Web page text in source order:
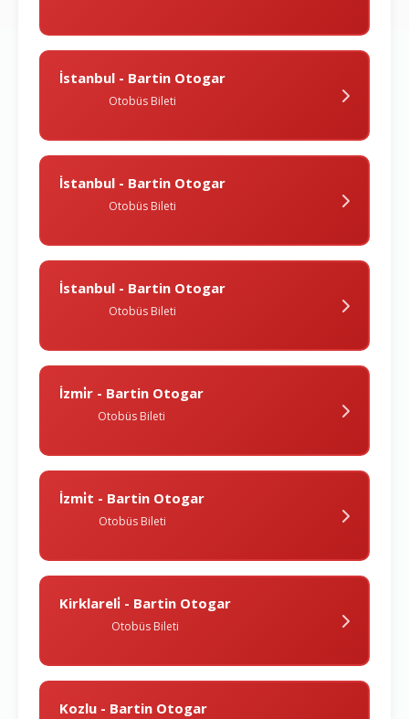
İstanbul - Bartin Otogar
Otobüs Bileti
İstanbul - Bartin Otogar
Otobüs Bileti
İstanbul - Bartin Otogar
Otobüs Bileti
İzmi̇r - Bartin Otogar
Otobüs Bileti
İzmi̇t - Bartin Otogar
Otobüs Bileti
Kirklareli̇ - Bartin Otogar
Otobüs Bileti
Kozlu - Bartin Otogar